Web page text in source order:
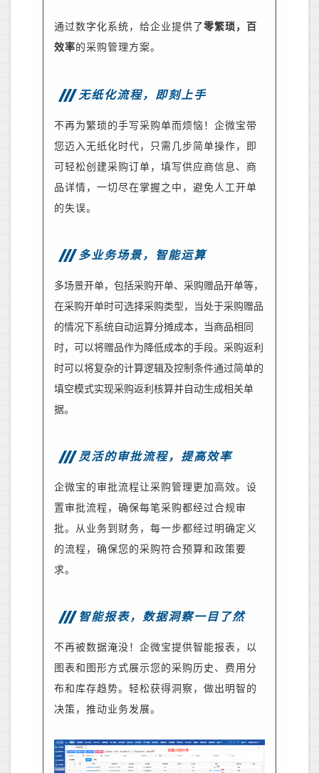
通过数字化系统，给企业提供了零繁琐，百
效率的采购管理方案。
无纸化流程，即刻上手
不再为繁琐的手写采购单而烦恼！企微宝带
您迈入无纸化时代，只需几步简单操作，即
可轻松创建采购订单，填写供应商信息、 商
品详情 ，一切尽在掌握之中 ， 避免人工开单
的失误。
多业务场景，智能运算
多场景开单，包括采购开单、采购赠品开单等，
在采购开单时可选择采购类型，
当处于采购赠品
的情况下系统自动运算分摊成本，当商品相同
时，可以将赠品作为降低成本的手段。采购返利
时可以将复杂的计算逻辑及控制条件通过简单的
填空模式实现采购返利核算并自动生成相关单
据。
灵活的审批流程，提高效率
企微宝的审批流程让采购管理更加高效。设
置审批流程，确保每笔采购都经过合规审
批。从 业务到财务，每一步都经过明确定义
的流程，确保您的采购符合预算和政策要
求。
智能报表，数据洞察一目了然
不再被数据淹没！企微宝提供智能报表，以
图表和图形方式展示您的采购历史、费用分
布和库存趋势。轻松获得洞察，做出明智的
决策，推动业务发展。